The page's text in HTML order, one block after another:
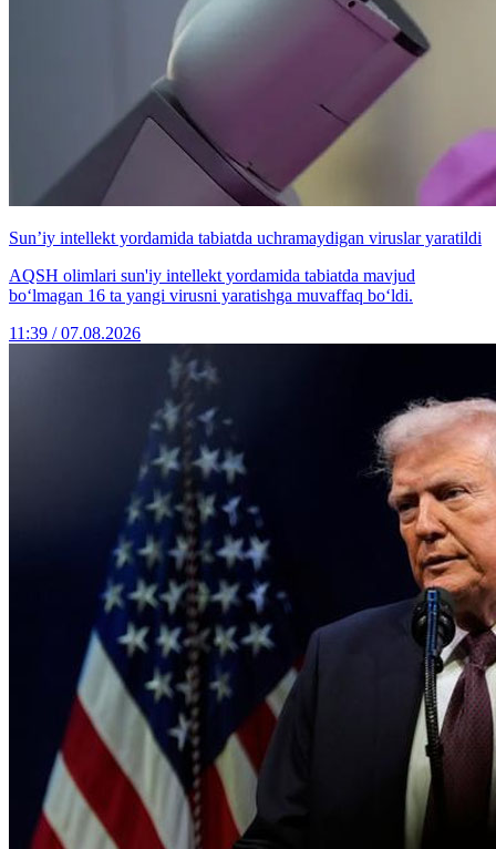
Sun’iy intellekt yordamida tabiatda uchramaydigan viruslar yaratildi
AQSH olimlari sun'iy intellekt yordamida tabiatda mavjud
bo‘lmagan 16 ta yangi virusni yaratishga muvaffaq bo‘ldi.
11:39 / 07.08.2026